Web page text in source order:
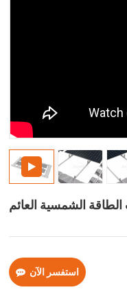
بالعربية
استفسر الآن